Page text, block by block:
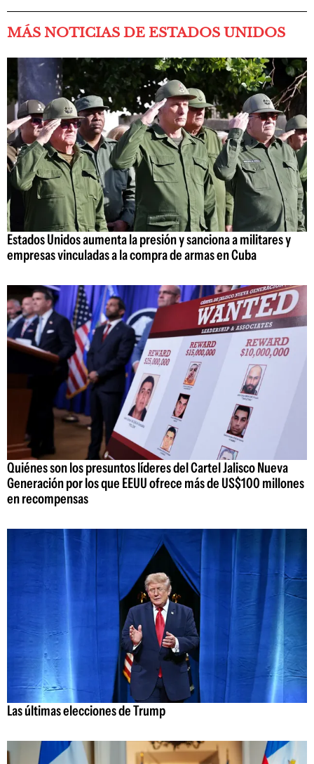
MÁS NOTICIAS DE ESTADOS UNIDOS
Estados Unidos aumenta la presión y sanciona a militares y
empresas vinculadas a la compra de armas en Cuba
Quiénes son los presuntos líderes del Cartel Jalisco Nueva
Generación por los que EEUU ofrece más de US$100 millones
en recompensas
Las últimas elecciones de Trump